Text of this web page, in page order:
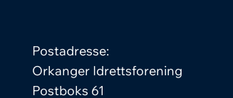
Postadresse:
Orkanger Idrettsforening
Postboks 61